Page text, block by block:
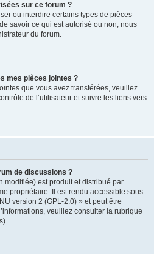
sur ce forum ?
ou interdire certains types de pièces
savoir ce qui est autorisé ou non, nous
du forum.
mes pièces jointes ?
que vous avez transférées, veuillez
de l’utilisateur et suivre les liens vers
de discussions ?
modifiée) est produit et distribué par
propriétaire. Il est rendu accessible sous
version 2 (GPL-2.0) » et peut être
veuillez consulter la rubrique